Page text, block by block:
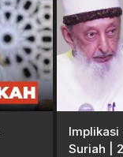
Implikasi
Suriah |